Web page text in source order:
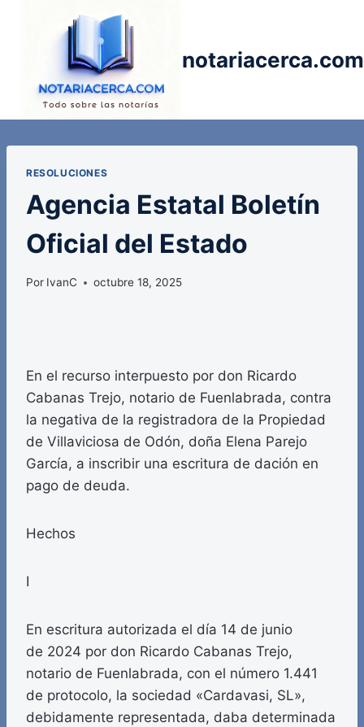
notariacerca.com
RESOLUCIONES
Agencia Estatal Boletín
Oficial del Estado
Por IvanC octubre 18, 2025
En el recurso interpuesto por don Ricardo
Cabanas Trejo, notario de Fuenlabrada, contra
la negativa de la registradora de la Propiedad
de Villaviciosa de Odón, doña Elena Parejo
García, a inscribir una escritura de dación en
pago de deuda.
Hechos
I
En escritura autorizada el día 14 de junio
de 2024 por don Ricardo Cabanas Trejo,
notario de Fuenlabrada, con el número 1.441
de protocolo, la sociedad «Cardavasi, SL»,
debidamente representada, daba determinada